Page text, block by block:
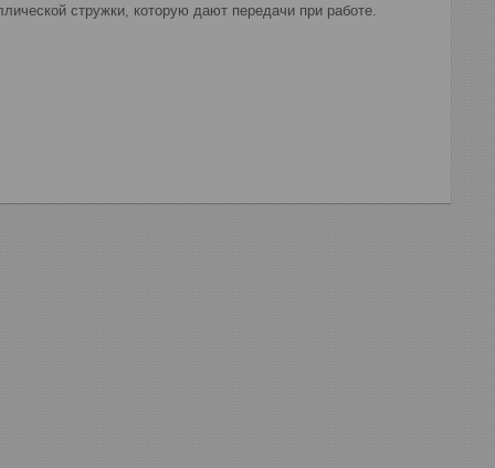
стружки, которую дают передачи при работе.